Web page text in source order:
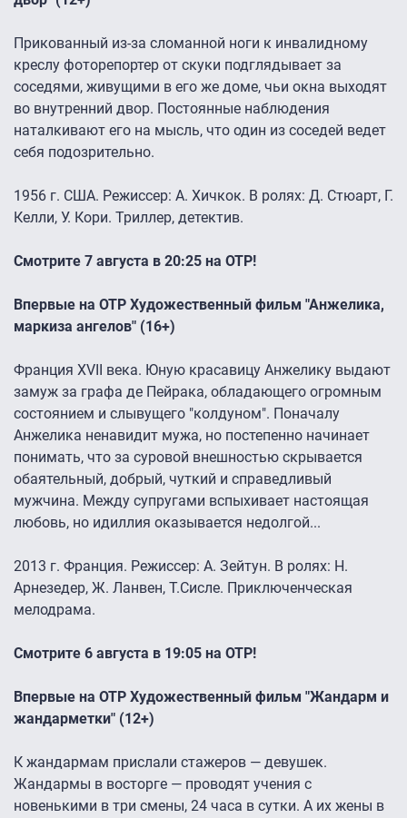
Прикованный из-за сломанной ноги к инвалидному
креслу фоторепортер от скуки подглядывает за
соседями, живущими в его же доме, чьи окна выходят
во внутренний двор. Постоянные наблюдения
наталкивают его на мысль, что один из соседей ведет
себя подозрительно.
1956 г. США. Режиссер: А. Хичкок. В ролях: Д. Стюарт, Г.
Келли, У. Кори. Триллер, детектив.
Смотрите 7 августа в 20:25 на ОТР!
Впервые на ОТР Художественный фильм "Анжелика,
маркиза ангелов" (16+)
Франция XVII века. Юную красавицу Анжелику выдают
замуж за графа де Пейрака, обладающего огромным
состоянием и слывущего "колдуном". Поначалу
Анжелика ненавидит мужа, но постепенно начинает
понимать, что за суровой внешностью скрывается
обаятельный, добрый, чуткий и справедливый
мужчина. Между супругами вспыхивает настоящая
любовь, но идиллия оказывается недолгой...
2013 г. Франция. Режиссер: А. Зейтун. В ролях: Н.
Арнезедер, Ж. Ланвен, Т.Сисле. Приключенческая
мелодрама.
Смотрите 6 августа в 19:05 на ОТР!
Впервые на ОТР Художественный фильм "Жандарм и
жандарметки" (12+)
К жандармам прислали стажеров — девушек.
Жандармы в восторге — проводят учения с
новенькими в три смены, 24 часа в сутки. А их жены в